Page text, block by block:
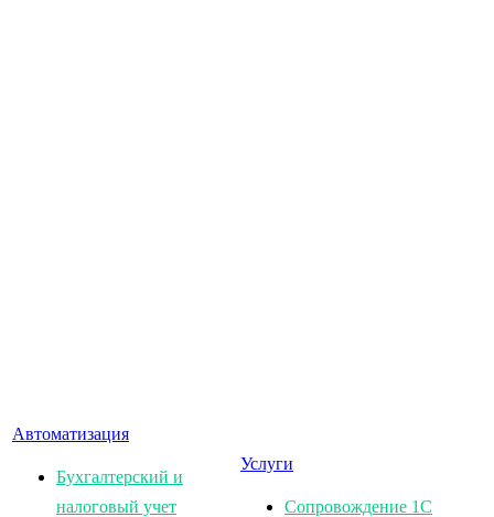
Автоматизация
Бухгалтерский и
налоговый учет
Услуги
Сопровождение 1С